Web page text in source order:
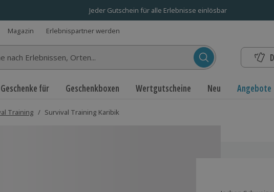
Jeder Gutschein für alle Erlebnisse einlösbar
Magazin Erlebnispartner werden
Erlebnissen...
Geschenke für Geschenkboxen Wertgutscheine Neu Angebote
Training / Survival Training Karibik